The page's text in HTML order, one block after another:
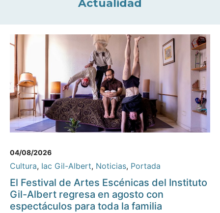
Actualidad
04/08/2026
Cultura, Iac Gil-Albert, Noticias, Portada
El Festival de Artes Escénicas del Instituto
Gil-Albert regresa en agosto con
espectáculos para toda la familia